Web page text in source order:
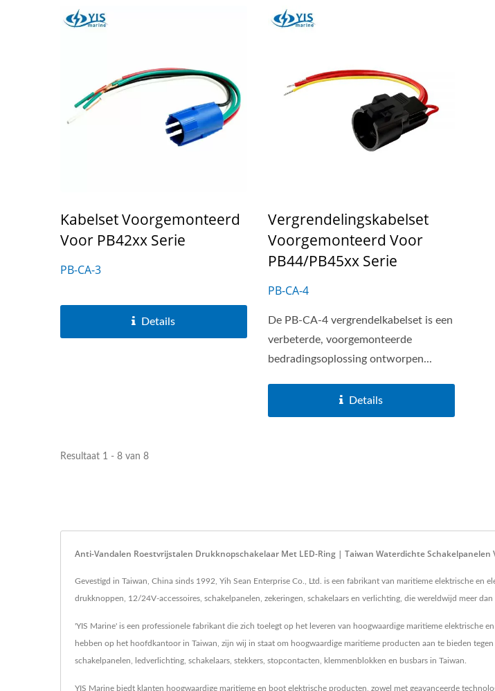
Kabelset Voorgemonteerd
Voor PB42xx Serie
PB-CA-3
Details
Vergrendelingskabelset
Voorgemonteerd Voor
PB44/PB45xx Serie
PB-CA-4
De PB-CA-4 vergrendelkabelset is een
verbeterde, voorgemonteerde
bedradingsoplossing ontworpen...
Details
Resultaat 1 - 8 van 8
Anti-Vandalen Roestvrijstalen Drukknopschakelaar Met LED-Ring | Taiwan Waterdichte
Gevestigd in Taiwan, China sinds 1992, Yih Sean Enterprise Co., Ltd. is een fabrikant van maritieme elektrische
drukknoppen, 12/24V-accessoires, schakelpanelen, zekeringen, schakelaars en verlichting, die wereldwijd meer
'YIS Marine' is een professionele fabrikant die zich toelegt op het leveren van hoogwaardige maritieme
hebben op het hoofdkantoor in Taiwan, zijn wij in staat om hoogwaardige maritieme producten aan te bieden
schakelpanelen, ledverlichting, schakelaars, stekkers, stopcontacten, klemmenblokken en busbars in Taiwan.
YIS Marine biedt klanten hoogwaardige maritieme en boot elektrische producten, zowel met geavanceerde